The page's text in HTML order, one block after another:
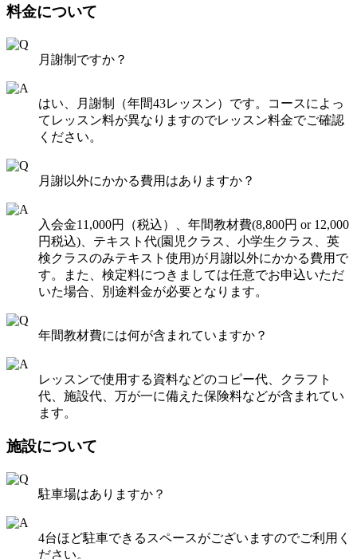
料金について
月謝制ですか？
はい、月謝制（年間43レッスン）です。コースによっ
てレッスン料が異なりますのでレッスン料金でご確認
ください。
月謝以外にかかる費用はありますか？
入会金11,000円（税込）、年間教材費(8,800円 or 12,000
円税込)、テキスト代(園児クラス、小学生クラス、英
検クラスのみテキスト使用)が月謝以外にかかる費用で
す。また、検定料につきましては任意でお申込いただ
いた場合、別途料金が必要となります。
年間教材費には何が含まれていますか？
レッスンで使用する資料などのコピー代、クラフト
代、施設代、万が一に備えた保険料などが含まれてい
ます。
施設について
駐車場はありますか？
4台ほど駐車できるスペースがございますのでご利用く
ださい。